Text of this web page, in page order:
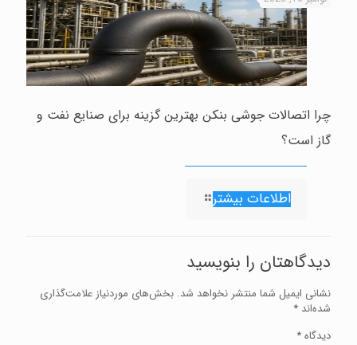
چرا اتصالات جوشی بنکن بهترین گزینه برای صنایع نفت و
گاز است؟
اطلاعات بیشتر
دیدگاهتان را بنویسید
نشانی ایمیل شما منتشر نخواهد شد. بخش‌های موردنیاز علامت‌گذاری
شده‌اند *
دیدگاه*